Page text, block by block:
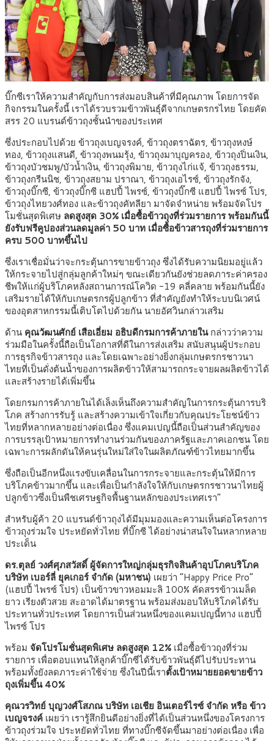
บิ๊กซีเราให้ความสำคัญกับการส่งมอบสินค้าที่มีคุณภาพ โดยการจัด
กิจกรรมในครั้งนี้ เราได้รวบรวมข้าวพันธุ์ดีจากเกษตรกรไทย โดยคัด
สรร 20 แบรนด์ข้าวถุงชั้นนำของประเทศ
ซึ่งประกอบไปด้วย ข้าวถุงเบญจรงค์, ข้าวถุงตราฉัตร, ข้าวถุงหงษ์
ทอง, ข้าวถุงแสนดี, ข้าวถุงพนมรุ้ง, ข้าวถุงมาบุญครอง, ข้าวถุงปิ่นเงิน,
ข้าวถุงบัวชมพู/บัวน้ำเงิน, ข้าวถุงพิมาย, ข้าวถุงไก่แจ้, ข้าวถุงธรรม,
ข้าวถุงกรีนนิช, ข้าวถุงสยาม ปราณา, ข้าวถุงเอไรซ์, ข้าวถุงรักจัง,
ข้าวถุงบิ๊กซี, ข้าวถุงบิ๊กซี แฮปปี้ ไพรซ์, ข้าวถุงบิ๊กซี แฮปปี้ ไพรซ์ โปร,
ข้าวถุงไทยวงศ์ทอง และข้าวถุงคัทลียา มาจัดจำหน่าย พร้อมจัดโปร
โมชั่นสุดพิเศษ ลดสูงสุด 30% เมื่อซื้อข้าวถุงที่ร่วมรายการ พร้อมกันนี้
ยังรับฟรีคูปองส่วนลดมูลค่า 50 บาท เมื่อซื้อข้าวสารถุงที่ร่วมรายการ
ครบ 500 บาทขึ้นไป
ซึ่งเราเชื่อมั่นว่าจะกระตุ้นการขายข้าวถุง ซึ่งได้รับความนิยมอยู่แล้ว
ให้กระจายไปสู่กลุ่มลูกค้าใหม่ๆ ขณะเดียวกันยังช่วยลดภาระค่าครอง
ชีพให้แก่ผู้บริโภคหลังสถานการณ์โควิด -19 คลี่คลาย พร้อมกันนี้ยัง
เสริมรายได้ให้กับเกษตรกรผู้ปลูกข้าว ที่สำคัญยังทำให้ระบบนิเวศน์
ของอุตสาหกรรมนี้เติบโตไปด้วยกัน นายอัศวินกล่าวเสริม
ด้าน คุณวัฒนศักย์ เสือเอี่ยม อธิบดีกรมการค้าภายในกล่าวว่าความ
ร่วมมือในครั้งนี้ถือเป็นโอกาสที่ดีในการส่งเสริม สนับสนุนผู้ประกอบ
การธุรกิจข้าวสารถุง และโดยเฉพาะอย่างยิ่งกลุ่มเกษตรกรชาวนา
ไทยที่เป็นดั่งต้นน้ำของการผลิตข้าวให้สามารถกระจายผลผลิตข้าวได้
และสร้างรายได้เพิ่มขึ้น
โดยกรมการค้าภายในได้เล็งเห็นถึงความสำคัญในการกระตุ้นการบริ
โภค สร้างการรับรู้ และสร้างความเข้าใจเกี่ยวกับคุณประโยชน์ข้าว
ไทยที่หลากหลายอย่างต่อเนื่อง ซึ่งแคมเปญนี้ถือเป็นส่วนสำคัญของ
การบรรลุเป้าหมายการทำงานร่วมกันของภาครัฐและภาคเอกชน โดย
เฉพาะการผลักดันให้คนรุ่นใหม่ใส่ใจในผลิตภัณฑ์ข้าวไทยมากขึ้น
ซึ่งถือเป็นอีกหนึ่งแรงขับเคลื่อนในการกระจายและกระตุ้นให้มีการ
บริโภคข้าวมากขึ้น และเพื่อเป็นกำลังใจให้กับเกษตรกรชาวนาไทยผู้
ปลูกข้าวซึ่งเป็นพืชเศรษฐกิจพื้นฐานหลักของประเทศเรา”
สำหรับผู้ค้า 20 แบรนด์ข้าวถุงได้มีมุมมองและความเห็นต่อโครงการ
ข้าวถุงร่วมใจ ประหยัดทั่วไทย ที่บิ๊กซี ได้อย่างน่าสนใจในหลากหลาย
ประเด็น
ดร.ตุลย์ วงศ์ศุภสวัสดิ์ ผู้จัดการใหญ่กลุ่มธุรกิจสินค้าอุปโภคบริโภค
บริษัท เบอร์ลี่ ยุคเกอร์ จำกัด (มหาชน) เผยว่า “Happy Price Pro”
(แฮปปี้ ไพรซ์ โปร) เป็นข้าวขาวหอมมะลิ 100% คัดสรรข้าวเมล็ด
ยาว เรียงตัวสวย สะอาดได้มาตรฐาน พร้อมส่งมอบให้บริโภคได้รับ
ประทานทั่วประเทศ โดยการเป็นส่วนหนึ่งของแคมเปญนี้ทาง แฮปปี้
ไพรซ์ โปร
พร้อม จัดโปรโมชั่นสุดพิเศษ ลดสูงสุด 12% เมื่อซื้อข้าวถุงที่ร่วม
รายการ เพื่อตอบแทนให้ลูกค้าบิ๊กซีได้รับข้าวพันธุ์ดีไปรับประทาน
พร้อมทั้งยังลดภาระค่าใช้จ่าย ซึ่งในปีนี้เราตั้งเป้าหมายยอดขายข้าว
ถุงเพิ่มขึ้น 40%
คุณวรวิทย์ บุญวงศ์โสภณ บริษัท เอเชีย อินเตอร์ไรซ์ จำกัด หรือ ข้าว
เบญจรงค์ เผยว่า เรารู้สึกยินดีอย่างยิ่งที่ได้เป็นส่วนหนึ่งของโครงการ
ข้าวถุงร่วมใจ ประหยัดทั่วไทย ที่ทางบิ๊กซีจัดขึ้นมาอย่างต่อเนื่อง เพื่อ